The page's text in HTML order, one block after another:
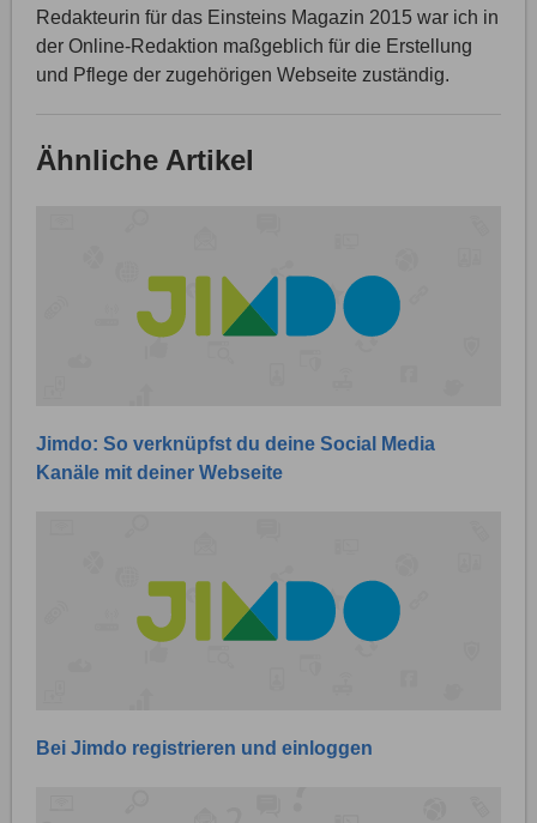
Redakteurin für das Einsteins Magazin 2015 war ich in
der Online-Redaktion maßgeblich für die Erstellung
und Pflege der zugehörigen Webseite zuständig.
Ähnliche Artikel
Jimdo: So verknüpfst du deine Social Media
Kanäle mit deiner Webseite
Bei Jimdo registrieren und einloggen